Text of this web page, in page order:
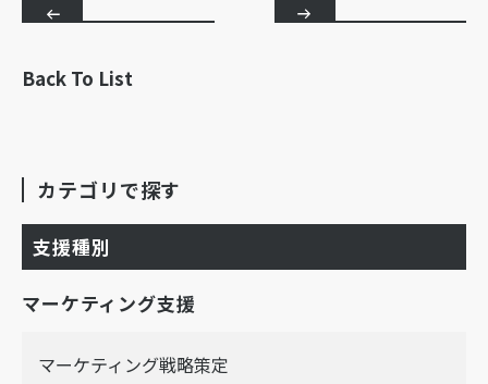
Back To List
カテゴリで探す
支援種別
マーケティング支援
マーケティング戦略策定